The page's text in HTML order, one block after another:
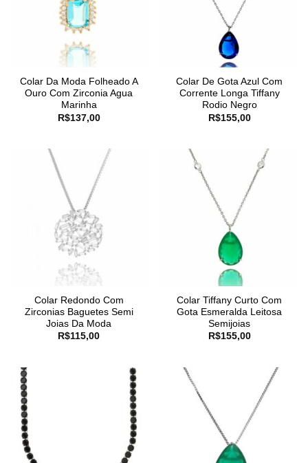
Colar Da Moda Folheado A
Ouro Com Zirconia Agua
Marinha
R$137,00
Colar De Gota Azul Com
Corrente Longa Tiffany
Rodio Negro
R$155,00
Colar Redondo Com
Zirconias Baguetes Semi
Joias Da Moda
R$115,00
Colar Tiffany Curto Com
Gota Esmeralda Leitosa
Semijoias
R$155,00